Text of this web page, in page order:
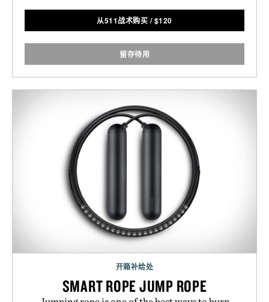
从511战术购买 /$120
留存待用
开箱补给处
SMART ROPE JUMP ROPE